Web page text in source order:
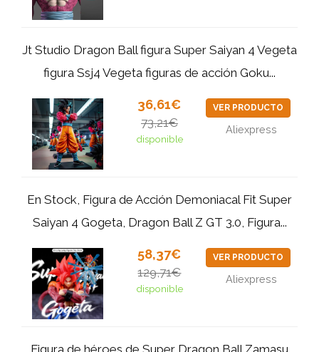
Jt Studio Dragon Ball figura Super Saiyan 4 Vegeta
figura Ssj4 Vegeta figuras de acción Goku...
36,61€
73,21€
disponible
VER PRODUCTO
Aliexpress
En Stock, Figura de Acción Demoniacal Fit Super
Saiyan 4 Gogeta, Dragon Ball Z GT 3.0, Figura...
58,37€
129,71€
disponible
VER PRODUCTO
Aliexpress
Figura de héroes de Super Dragon Ball Zamasu